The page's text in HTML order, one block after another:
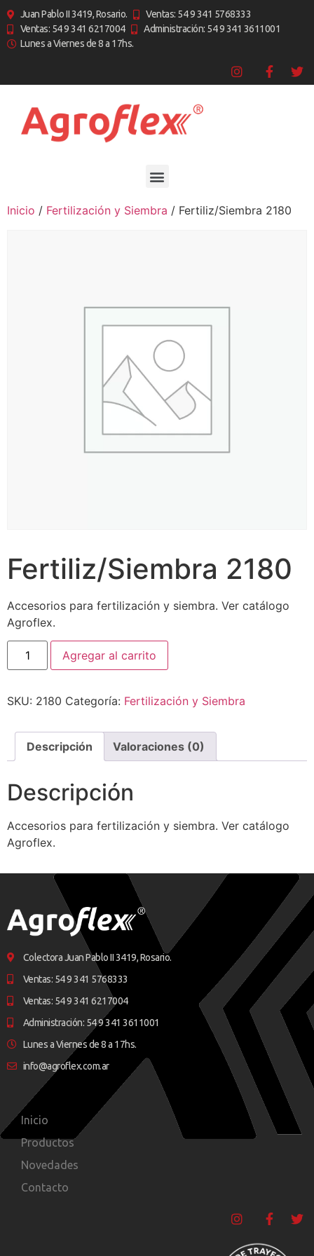
Juan Pablo II 3419, Rosario.
Ventas: 54 9 341 5768333
Ventas: 54 9 341 6217004
Administración: 54 9 341 3611001
Lunes a Viernes de 8 a 17hs.
Inicio / Fertilización y Siembra / Fertiliz/Siembra 2180
Fertiliz/Siembra 2180
Accesorios para fertilización y siembra. Ver catálogo
Agroflex.
Agregar al carrito
SKU: 2180 Categoría: Fertilización y Siembra
Descripción Valoraciones (0)
Descripción
Accesorios para fertilización y siembra. Ver catálogo
Agroflex.
Colectora Juan Pablo II 3419, Rosario.
Ventas: 54 9 341 5768333
Ventas: 54 9 341 6217004
Administración: 54 9 341 3611001
Lunes a Viernes de 8 a 17hs.
info@agroflex.com.ar
Inicio
Productos
Novedades
Contacto